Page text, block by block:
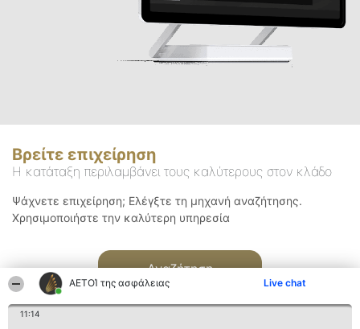
ΑΕΤΟΊ της ασφάλειας Live chat
11:14
Βρείτε επιχείρηση
Η κατάταξη περιλαμβάνει τους καλύτερους στον κλάδο
Ψάχνετε επιχείρηση; Ελέγξτε τη μηχανή αναζήτησης.
Χρησιμοποιήστε την καλύτερη υπηρεσία
Αναζήτηση